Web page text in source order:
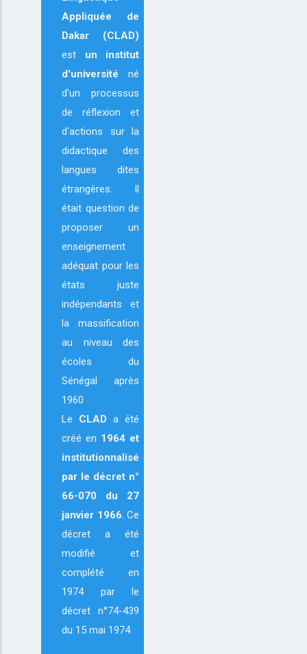
Appliquée de
Dakar (CLAD)
est un institut
d'université né
d'un processus
de réflexion et
d'actions sur la
didactique des
langues dites
étrangères. Il
était question de
proposer un
enseignement
adéquat pour les
états juste
indépendants et
la massification
au niveau des
écoles du
Sénégal après
1960
Le CLAD a été
créé en 1964 et
institutionnalisé
par le décret n°
66-070 du 27
janvier 1966. Ce
décret a été
modifié et
complété en
1974 par le
décret n°74-439
du 15 mai 1974.